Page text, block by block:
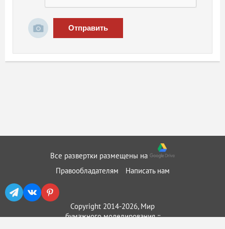
Отправить
Все развертки размещены на
Правообладателям
Написать нам
Copyright 2014-2026, Мир
бумажного моделирования ::